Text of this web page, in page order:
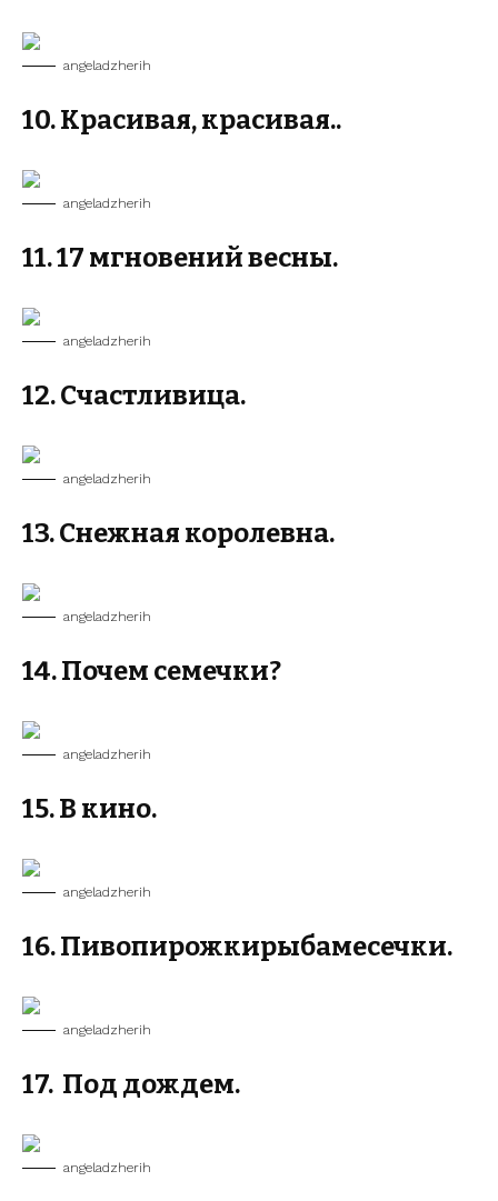
angeladzherih
10. Красивая, красивая..
angeladzherih
11. 17 мгновений весны.
angeladzherih
12. Счастливица.
angeladzherih
13. Снежная королевна.
angeladzherih
14. Почем семечки?
angeladzherih
15. В кино.
angeladzherih
16. Пивопирожкирыбамесечки.
angeladzherih
17. Под дождем.
angeladzherih